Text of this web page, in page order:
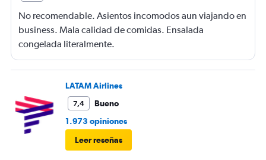
No recomendable. Asientos incomodos aun viajando en
business. Mala calidad de comidas. Ensalada
congelada literalmente.
LATAM Airlines
7,4
Bueno
1.973 opiniones
Leer reseñas